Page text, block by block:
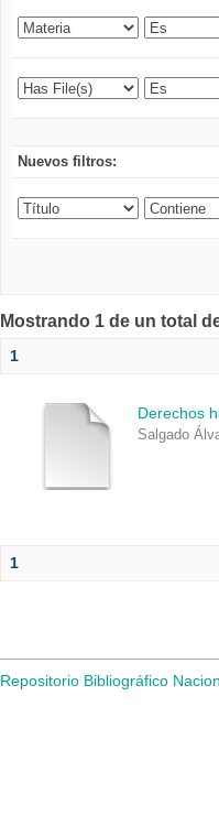
Nuevos filtros:
Mostrando 1 de un total
1
Derechos
Salgado
1
Repositorio Bibliográfico